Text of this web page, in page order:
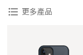
更多產品